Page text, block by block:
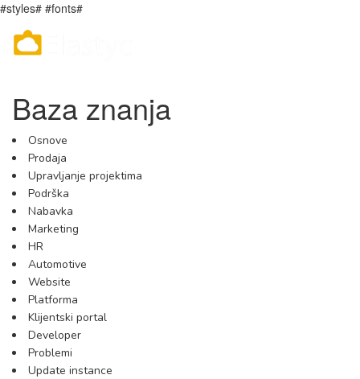
#styles# #fonts#
Baza znanja
Osnove
Prodaja
Upravljanje projektima
Podrška
Nabavka
Marketing
HR
Automotive
Website
Platforma
Klijentski portal
Developer
Problemi
Update instance